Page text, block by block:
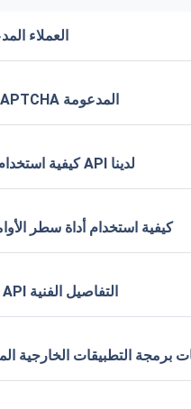
العملاء
أنواع CAPTCHA المدعومة
كيفية استخدام عملاء API لدينا
كيفية استخدام أداة سطر
HTTP API التفاصيل الفنية
برمجة التطبيقات الخارجية